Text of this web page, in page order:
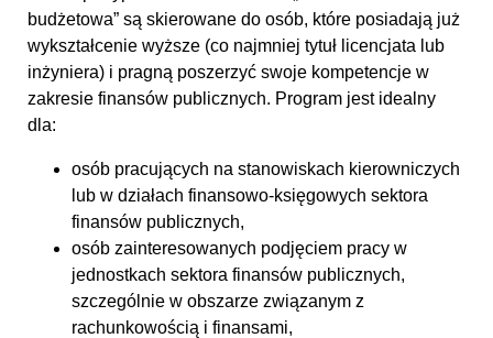
budżetowa” są skierowane do osób, które posiadają już
wykształcenie wyższe (co najmniej tytuł licencjata lub
inżyniera) i pragną poszerzyć swoje kompetencje w
zakresie finansów publicznych. Program jest idealny
dla:
osób pracujących na stanowiskach kierowniczych
lub w działach finansowo-księgowych sektora
finansów publicznych,
osób zainteresowanych podjęciem pracy w
jednostkach sektora finansów publicznych,
szczególnie w obszarze związanym z
rachunkowością i finansami,